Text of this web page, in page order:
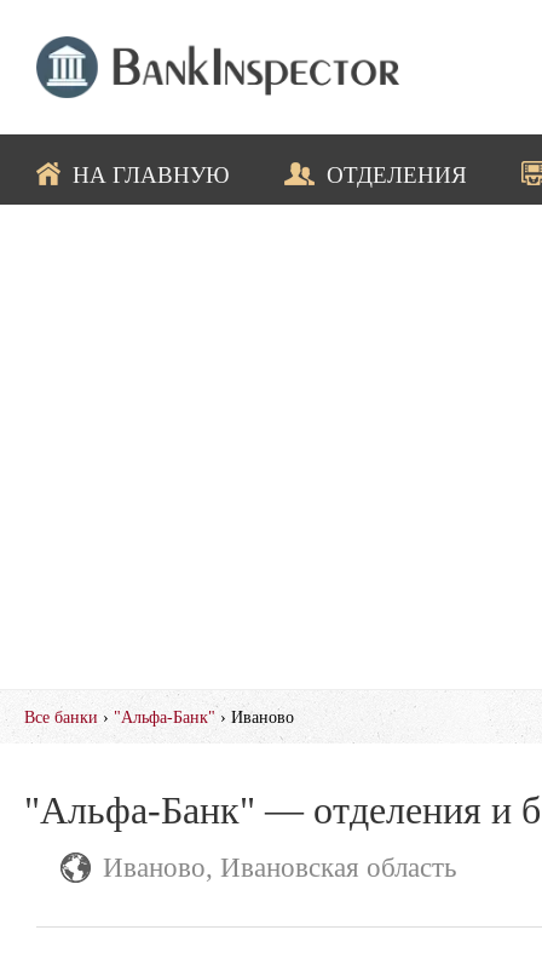
НА ГЛАВНУЮ ОТДЕЛЕНИЯ
Все банки › "Альфа-Банк" › Иваново
"Альфа-Банк" — отделения и
Иваново, Ивановская область